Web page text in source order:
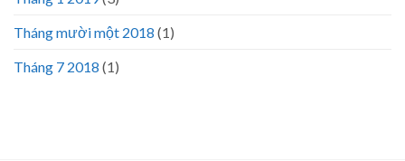
Tháng mười một 2018 (1)
Tháng 7 2018 (1)